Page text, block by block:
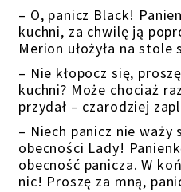
– O, panicz Black!
kuchni, za chwilę ją
Merion ułożyła na stole
– Nie kłopocz się,
kuchni? Może chociaż
przydał – czarodziej
– Niech panicz nie
obecności Lady!
obecność panicza. W
nic! Proszę za mną,